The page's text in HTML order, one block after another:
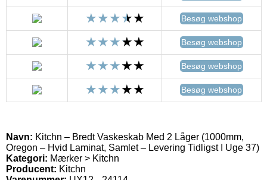
Besøg webshop
Besøg webshop
Besøg webshop
Besøg webshop
Navn: Kitchn – Bredt Vaskeskab Med 2 Låger (1000mm,
Oregon – Hvid Laminat, Samlet – Levering Tidligst I Uge 37)
Kategori: Mærker > Kitchn
Producent: Kitchn